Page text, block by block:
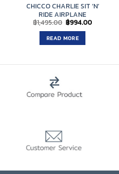
CHICCO CHARLIE SIT ‘N’
RIDE AIRPLANE
฿1,495.00 Original
price
was:
฿1,495.00.
฿994.00Current
READ MORE